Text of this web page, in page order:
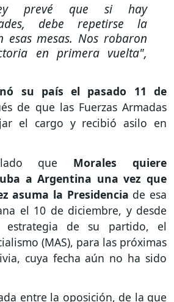
prevé que si hay
debe repetirse la
esas mesas. Nos robaron
en primera vuelta",
su país el pasado 11 de
de que las Fuerzas Armadas
el cargo y recibió asilo en
que Morales quiere
a Argentina una vez que
asuma la Presidencia de esa
el 10 de diciembre, y desde
de su partido, el
(MAS), para las próximas
cuya fecha aún no ha sido
entre la oposición, de la que